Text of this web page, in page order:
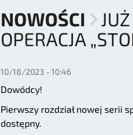
NOWOŚCI
OPERACJA
10/18/2023 - 10:46
Dowódcy!
Pierwszy rozdział nowej serii
dostępny.